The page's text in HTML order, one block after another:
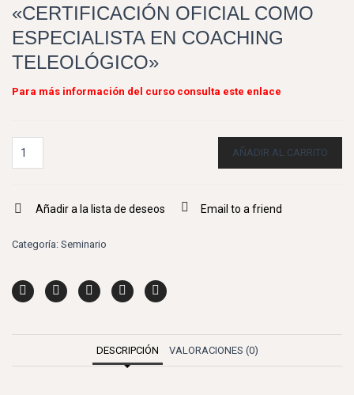
«CERTIFICACIÓN OFICIAL COMO
ESPECIALISTA EN COACHING
TELEOLÓGICO»
Para más información del curso consulta este enlace
AÑADIR AL CARRITO
Añadir a la lista de deseos Email to a friend
Categoría: Seminario
DESCRIPCIÓN VALORACIONES (0)